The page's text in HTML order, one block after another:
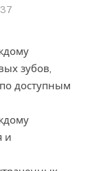
зубов,
доступным
и